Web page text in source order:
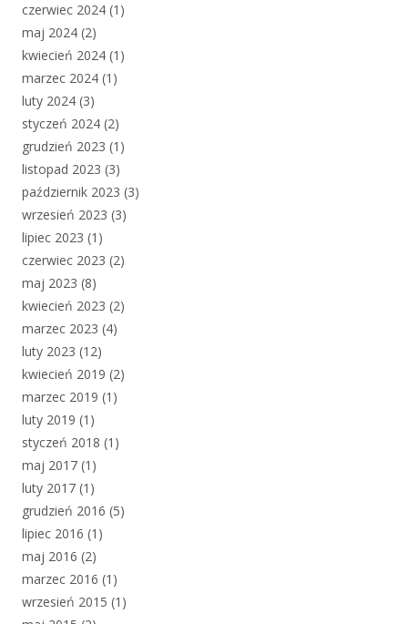
czerwiec 2024 (1)
maj 2024 (2)
kwiecień 2024 (1)
marzec 2024 (1)
luty 2024 (3)
styczeń 2024 (2)
grudzień 2023 (1)
listopad 2023 (3)
październik 2023 (3)
wrzesień 2023 (3)
lipiec 2023 (1)
czerwiec 2023 (2)
maj 2023 (8)
kwiecień 2023 (2)
marzec 2023 (4)
luty 2023 (12)
kwiecień 2019 (2)
marzec 2019 (1)
luty 2019 (1)
styczeń 2018 (1)
maj 2017 (1)
luty 2017 (1)
grudzień 2016 (5)
lipiec 2016 (1)
maj 2016 (2)
marzec 2016 (1)
wrzesień 2015 (1)